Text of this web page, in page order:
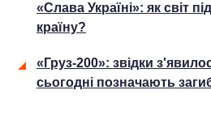
«Слава Україні»: як світ
країну?
«Груз-200»: звідки
сьогодні позначають